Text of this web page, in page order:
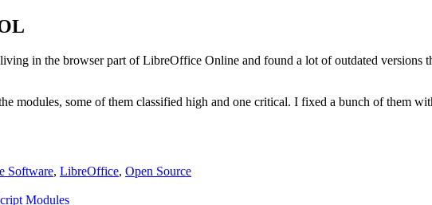
in the browser part of LibreOffice Online and found a lot of outdated versions
modules, some of them classified high and one critical. I fixed a bunch of them
Software, LibreOffice, Open Source
Modules